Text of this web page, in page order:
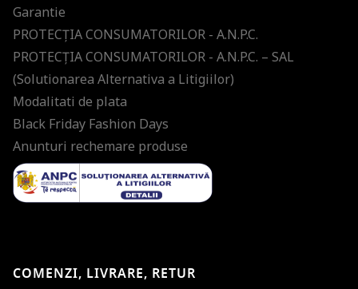
Garantie
PROTECŢIA CONSUMATORILOR - A.N.P.C.
PROTECŢIA CONSUMATORILOR - A.N.P.C. – SAL
(Solutionarea Alternativa a Litigiilor)
Modalitati de plata
Black Friday Fashion Days
Anunturi rechemare produse
COMENZI, LIVRARE, RETUR